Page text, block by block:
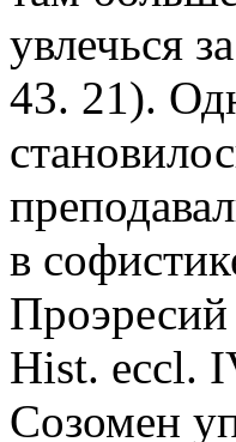
увлечься
43. 21).
в
Hist. eccl.
Созомен